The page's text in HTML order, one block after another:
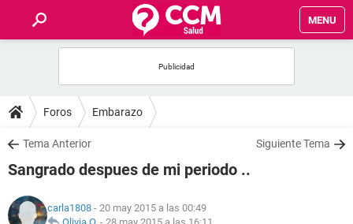
MENU
FOROS
SALUD
FAMILIA
Foros Embarazo
Tema Anterior Siguiente Tema
Sangrado despues de mi periodo ..
carla1808 - 20 may 2015 a las 00:49